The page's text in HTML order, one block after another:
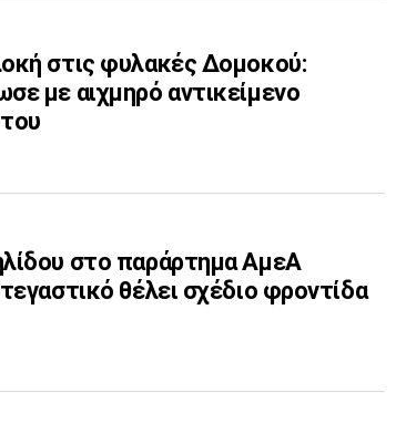
στις φυλακές Δομοκού:
με αιχμηρό αντικείμενο
στο παράρτημα ΑμεΑ
θέλει σχέδιο φροντίδα